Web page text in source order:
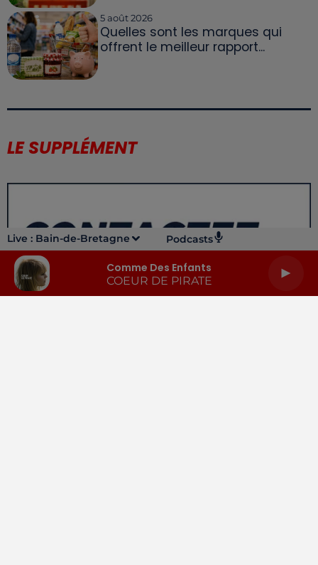
Live : Bain-de-Bretagne Podcasts
Comme Des Enfants
COEUR DE PIRATE
5 août 2026
Quelles sont les marques qui
offrent le meilleur rapport...
LE SUPPLÉMENT